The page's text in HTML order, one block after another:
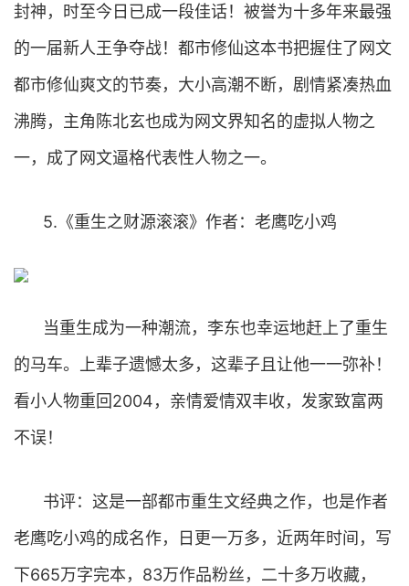
封神，时至今日已成一段佳话！被誉为十多年来最强
的一届新人王争夺战！都市修仙这本书把握住了网文
都市修仙爽文的节奏，大小高潮不断，剧情紧凑热血
沸腾，主角陈北玄也成为网文界知名的虚拟人物之
一，成了网文逼格代表性人物之一。
5.《重生之财源滚滚》作者：老鹰吃小鸡
当重生成为一种潮流，李东也幸运地赶上了重生
的马车。上辈子遗憾太多，这辈子且让他一一弥补！
看小人物重回2004，亲情爱情双丰收，发家致富两
不误！
书评：这是一部都市重生文经典之作，也是作者
老鹰吃小鸡的成名作，日更一万多，近两年时间，写
下665万字完本，83万作品粉丝，二十多万收藏，